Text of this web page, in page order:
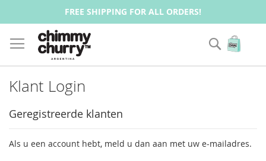
FREE SHIPPING FOR ALL ORDERS!
Zoek
Klant Login
Geregistreerde klanten
Als u een account hebt, meld u dan aan met uw e-mailadres.